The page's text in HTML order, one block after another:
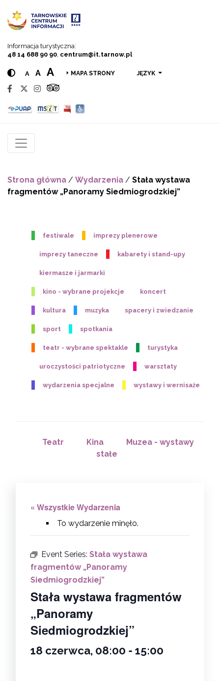
Informacja turystyczna:
48 14 688 90 90 centrum@it.tarnow.pl
A A A MAPA STRONY JĘZYK
Strona główna / Wydarzenia / Stała wystawa
fragmentów „Panoramy Siedmiogrodzkiej”
festiwale imprezy plenerowe
imprezy taneczne kabarety i stand-upy
kiermasze i jarmarki
kino - wybrane projekcje koncert
kultura muzyka spacery i zwiedzanie
sport spotkania
teatr - wybrane spektakle turystyka
uroczystości patriotyczne warsztaty
wydarzenia specjalne wystawy i wernisaże
Teatr Kina
Muzea - wystawy
stałe
« Wszystkie Wydarzenia
To wydarzenie minęło.
Event Series: Stała wystawa
fragmentów „Panoramy
Siedmiogrodzkiej”
Stała wystawa fragmentów
„Panoramy
Siedmiogrodzkiej”
18 czerwca, 08:00 - 15:00